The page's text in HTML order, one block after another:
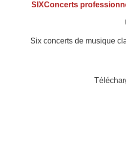
SIXConcerts
Six concerts de musique